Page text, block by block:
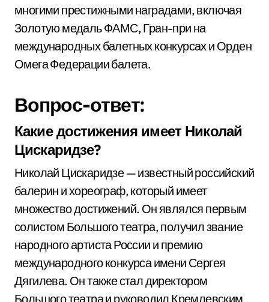
многими престижными наградами, включая
Золотую медаль ФАМС, Гран-при на
международных балетных конкурсах и Орден
Омега Федерации балета.
Вопрос-ответ:
Какие достижения имеет Николай
Цискаридзе?
Николай Цискаридзе — известный российский
балерин и хореограф, который имеет
множество достижений. Он являлся первым
солистом Большого театра, получил звание
народного артиста России и премию
международного конкурса имени Сергея
Дягилева. Он также стал директором
Большого театра и руководил Кремлевским